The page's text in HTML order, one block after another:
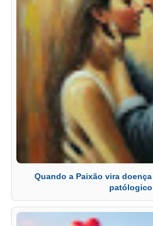
Quando a Paixão vira
patólogico